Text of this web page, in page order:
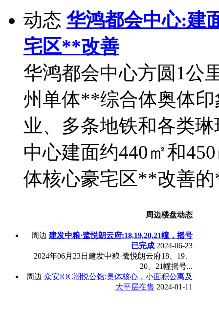
动态 华鸿都会中心:建
宅区**改善
华鸿都会中心方圆1公
州单体**综合体奥体
业、多条地铁和各类
中心建面约440㎡和
体核心豪宅区**改善
周边楼盘动态
周边 建发中粮·鹭悦朗云府:18,19,20,21幢，摇号
已完成 2024-06-23
2024年06月23日建发中粮·鹭悦朗云府18、19、
20、21幢摇号...
周边 众安IOC潮悦公馆:‮心核体奥‬​，小面积公寓及
大平层在售 2024-01-11